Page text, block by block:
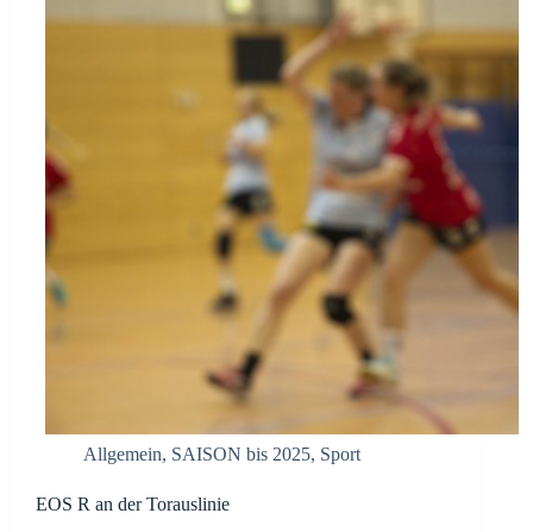
Allgemein, SAISON bis 2025, Sport
EOS R an der Torauslinie